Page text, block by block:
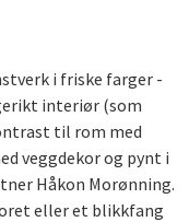
i friske farger -
interiør (som
til rom med
veggdekor og pynt i
Håkon Morønning.
eller et blikkfang